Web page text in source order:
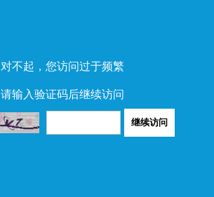
对不起，您访问过于频繁
请输入验证码后继续访问
继续访问